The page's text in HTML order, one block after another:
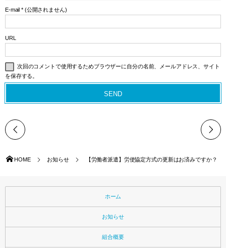
E-mail *(公開されません)
URL
次回のコメントで使用するためブラウザーに自分の名前、メールアドレス、サイト
を保存する。
HOME お知らせ 【労働者派遣】労使協定方式の更新はお済みですか？
ホーム
お知らせ
組合概要